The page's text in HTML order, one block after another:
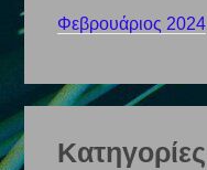
Φεβρουάριος 2024
Kατηγορίες